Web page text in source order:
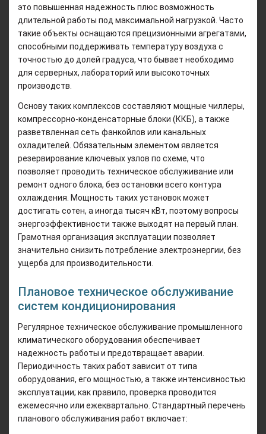
это повышенная надежность плюс возможность
длительной работы под максимальной нагрузкой. Часто
такие объекты оснащаются прецизионными агрегатами,
способными поддерживать температуру воздуха с
точностью до долей градуса, что бывает необходимо
для серверных, лабораторий или высокоточных
производств.
Основу таких комплексов составляют мощные чиллеры,
компрессорно-конденсаторные блоки (ККБ), а также
разветвленная сеть фанкойлов или канальных
охладителей. Обязательным элементом является
резервирование ключевых узлов по схеме, что
позволяет проводить техническое обслуживание или
ремонт одного блока, без остановки всего контура
охлаждения. Мощность таких установок может
достигать сотен, а иногда тысяч кВт, поэтому вопросы
энергоэффективности также выходят на первый план.
Грамотная организация эксплуатации позволяет
значительно снизить потребление электроэнергии, без
ущерба для производительности.
Плановое техническое обслуживание
систем кондиционирования
Регулярное техническое обслуживание промышленного
климатического оборудования обеспечивает
надежность работы и предотвращает аварии.
Периодичность таких работ зависит от типа
оборудования, его мощностью, а также интенсивностью
эксплуатации; как правило, проверка проводится
ежемесячно или ежеквартально. Стандартный перечень
планового обслуживания работ включает: